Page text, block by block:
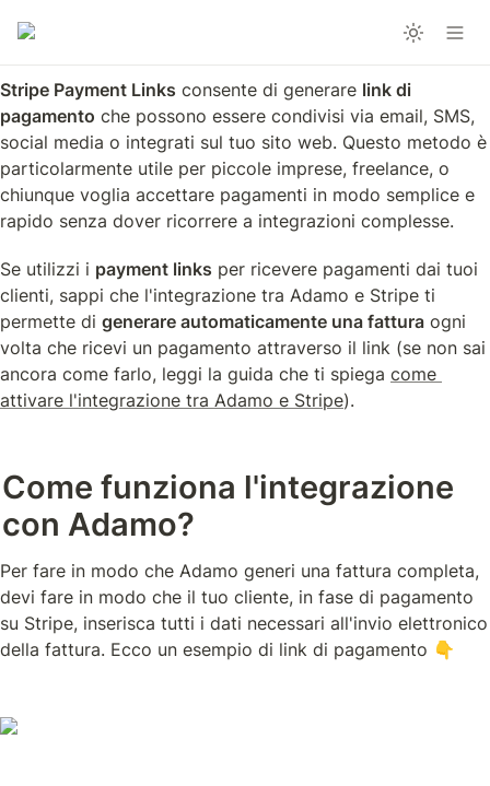
Stripe Payment Links consente di generare link di
pagamento che possono essere condivisi via email, SMS,
social media o integrati sul tuo sito web. Questo metodo è
particolarmente utile per piccole imprese, freelance, o
chiunque voglia accettare pagamenti in modo semplice e
rapido senza dover ricorrere a integrazioni complesse.
Se utilizzi i payment links per ricevere pagamenti dai tuoi
clienti, sappi che l'integrazione tra Adamo e Stripe ti
permette di generare automaticamente una fattura ogni
volta che ricevi un pagamento attraverso il link (se non sai
ancora come farlo, leggi la guida che ti spiega come
attivare l'integrazione tra Adamo e Stripe).
Come funziona l'integrazione
con Adamo?
Per fare in modo che Adamo generi una fattura completa,
devi fare in modo che il tuo cliente, in fase di pagamento
su Stripe, inserisca tutti i dati necessari all'invio elettronico
della fattura. Ecco un esempio di link di pagamento 👇